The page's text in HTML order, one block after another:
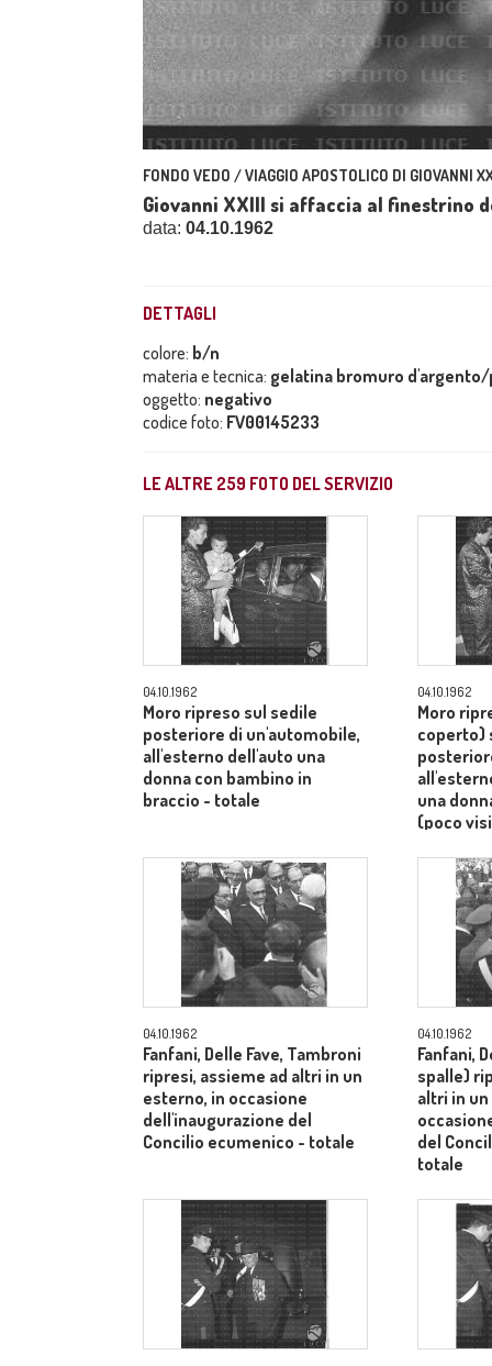
FONDO VEDO / VIAGGIO APOSTOLICO DI GIOVANNI
Giovanni XXIII si affaccia al finestrino
data: 04.10.1962
DETTAGLI
colore: b/n
materia e tecnica: gelatina bromuro
oggetto: negativo
codice foto: FV00145233
LE ALTRE 259 FOTO DEL SERVIZIO
04.10.1962
Moro ripreso sul sedile
posteriore di un'automobile,
all'esterno dell'auto una
donna con bambino in
braccio - totale
04.10.1962
Moro
coperto)
una
(poco
04.10.1962
Fanfani, Delle Fave, Tambroni
ripresi, assieme ad altri in un
esterno, in occasione
dell'inaugurazione del
Concilio ecumenico - totale
04.10.1962
Fanfani,
spalle)
altri in
del
totale